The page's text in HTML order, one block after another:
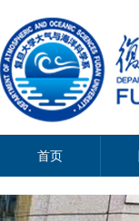
首页